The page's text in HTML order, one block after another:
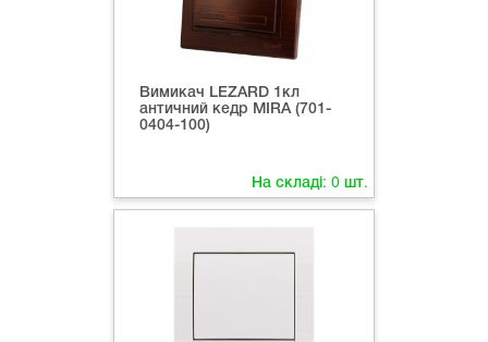
Вимикач LEZARD 1кл
античний кедр MIRA (701-
0404-100)
На складі: 0 шт.